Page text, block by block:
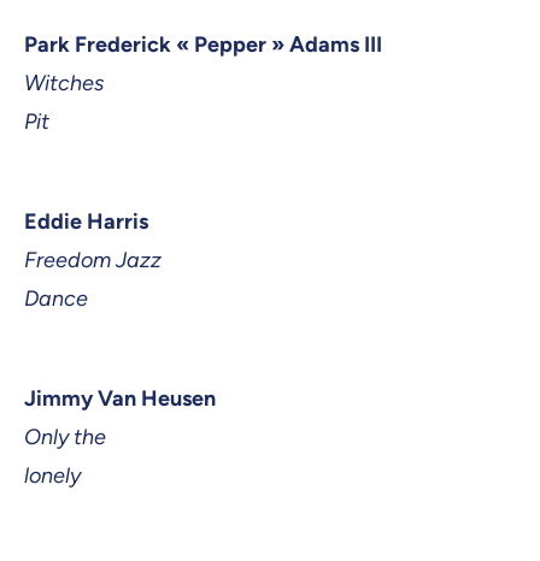
Park Frederick « Pepper » Adams III
Witches
Pit
Eddie Harris
Freedom Jazz
Dance
Jimmy Van Heusen
Only the
lonely